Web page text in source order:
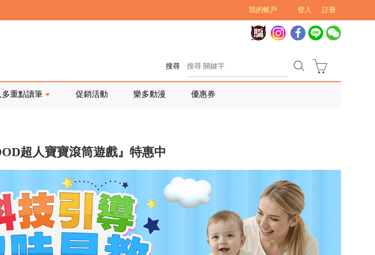
註冊
登入
我的帳戶
搜尋
多重點讀筆 促銷活動 樂多動漫 優惠券
超人寶寶滾筒遊戲』特惠中